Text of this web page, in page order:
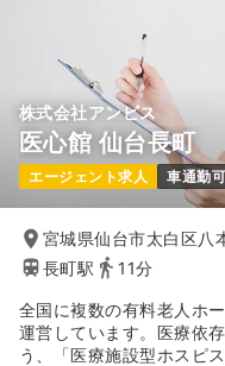
株式会社アンビス
医心館 仙台長町
エージェント求人 車通勤可
宮城県仙台市太白区八
長町駅
11分
全国に複数の有料老人ホ
運営しています。医療依
う、「医療施設型ホスピ